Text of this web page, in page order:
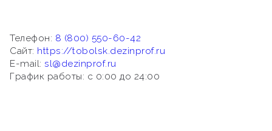
Телефон: 8 (800) 550-60-42
Сайт: https://tobolsk.dezinprof.ru
E-mail: sl@dezinprof.ru
График работы: c 0:00 до 24:00